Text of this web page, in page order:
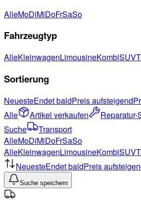
AlleMoDiMiDoFrSaSo
Fahrzeugtyp
AlleKleinwagenLimousineKombiSUV
Sortierung
NeuesteEndet baldPreis aufsteigend
Alle
Artikel verkaufen Reparatur-
Suche
Transport
AlleMoDiMiDoFrSaSo
AlleKleinwagenLimousineKombiSUV
NeuesteEndet baldPreis
Suche speichern